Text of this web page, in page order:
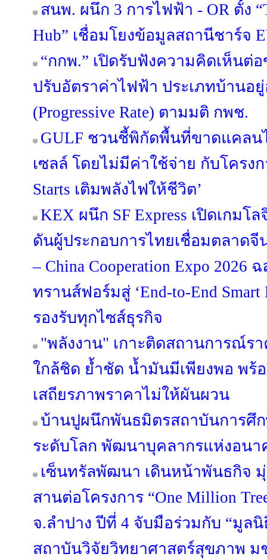
สนพ. ผนึก 3 การไฟฟ้า - OR ตั้ง
Hub” เชื่อมโยงข้อมูลสถานีชาร์จ
“กกพ.” เปิดรับฟังความคิดเห็นต่
ปรับอัตราค่าไฟฟ้า ประเภทบ้านอ
(Progressive Rate) ตามมติ กพช.
GULF ชวนชี้พิกัดพื้นที่ขาดแคลน
เซลล์ โดยไม่มีค่าใช้จ่าย กับโครงก
Starts เติมพลังไฟให้ชีวิต’
KEX ผนึก SF Express เปิดเกมโ
ดันผู้ประกอบการไทยเชื่อมตลาดจี
– China Cooperation Expo 2026
ทรานส์ฟอร์มสู่ ‘End-to-End Smart
รองรับทุกไซส์ธุรกิจ
"พลังงาน" เกาะติดสถานการณ์ร
ใกล้ชิด ย้ำชัด น้ำมันมีเพียงพอ พร้
เสถียรภาพราคาไม่ให้ผันผวน
บ้านปูผนึกพันธมิตรสถาบันการศึ
ระดับโลก พัฒนาบุคลากรแห่งอนา
เซ็นทรัลพัฒนา เดินหน้าพันธกิจ มุ่
สานต่อโครงการ “One Million
จ.ลำปาง ปีที่ 4 จับมือร่วมกับ “มูล
สถาบันวิจัยวิทยาศาสตร์สุขภาพ ม